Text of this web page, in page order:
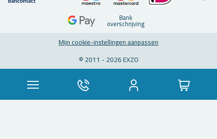
Bank
over­schrij­ving
Mijn coo­kie-in­stel­lin­gen aan­pas­sen
© 2011 - 2026 EXZO